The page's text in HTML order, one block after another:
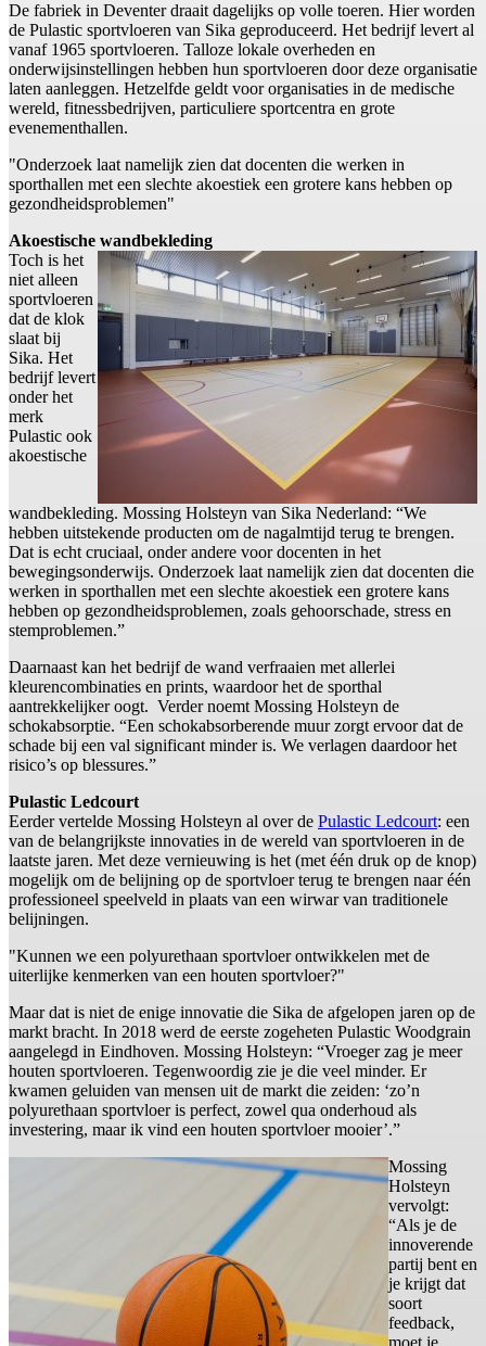
De fabriek in Deventer draait dagelijks op volle toeren. Hier worden
de Pulastic sportvloeren van Sika geproduceerd. Het bedrijf levert al
vanaf 1965 sportvloeren. Talloze lokale overheden en
onderwijsinstellingen hebben hun sportvloeren door deze organisatie
laten aanleggen. Hetzelfde geldt voor organisaties in de medische
wereld, fitnessbedrijven, particuliere sportcentra en grote
evenementhallen.
"Onderzoek laat namelijk zien dat docenten die werken in
sporthallen met een slechte akoestiek een grotere kans hebben op
gezondheidsproblemen"
Akoestische wandbekleding
Toch is het
niet alleen
sportvloeren
dat de klok
slaat bij
Sika. Het
bedrijf levert
onder het
merk
Pulastic ook
akoestische
wandbekleding. Mossing Holsteyn van Sika Nederland: “We
hebben uitstekende producten om de nagalmtijd terug te brengen.
Dat is echt cruciaal, onder andere voor docenten in het
bewegingsonderwijs. Onderzoek laat namelijk zien dat docenten die
werken in sporthallen met een slechte akoestiek een grotere kans
hebben op gezondheidsproblemen, zoals gehoorschade, stress en
stemproblemen.”
Daarnaast kan het bedrijf de wand verfraaien met allerlei
kleurencombinaties en prints, waardoor het de sporthal
aantrekkelijker oogt. Verder noemt Mossing Holsteyn de
schokabsorptie. “Een schokabsorberende muur zorgt ervoor dat de
schade bij een val significant minder is. We verlagen daardoor het
risico’s op blessures.”
Pulastic Ledcourt
Eerder vertelde Mossing Holsteyn al over de Pulastic Ledcourt: een
van de belangrijkste innovaties in de wereld van sportvloeren in de
laatste jaren. Met deze vernieuwing is het (met één druk op de knop)
mogelijk om de belijning op de sportvloer terug te brengen naar één
professioneel speelveld in plaats van een wirwar van traditionele
belijningen.
"Kunnen we een polyurethaan sportvloer ontwikkelen met de
uiterlijke kenmerken van een houten sportvloer?"
Maar dat is niet de enige innovatie die Sika de afgelopen jaren op de
markt bracht. In 2018 werd de eerste zogeheten Pulastic Woodgrain
aangelegd in Eindhoven. Mossing Holsteyn: “Vroeger zag je meer
houten sportvloeren. Tegenwoordig zie je die veel minder. Er
kwamen geluiden van mensen uit de markt die zeiden: ‘zo’n
polyurethaan sportvloer is perfect, zowel qua onderhoud als
investering, maar ik vind een houten sportvloer mooier’.”
Mossing
Holsteyn
vervolgt:
“Als je de
innoverende
partij bent en
je krijgt dat
soort
feedback,